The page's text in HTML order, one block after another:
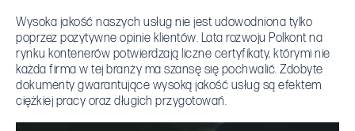
Wysoka jakość naszych usług nie jest udowodniona tylko
poprzez pozytywne opinie klientów. Lata rozwoju Polkont na
rynku kontenerów potwierdzają liczne certyfikaty, którymi nie
każda firma w tej branży ma szansę się pochwalić. Zdobyte
dokumenty gwarantujące wysoką jakość usług są efektem
ciężkiej pracy oraz długich przygotowań.